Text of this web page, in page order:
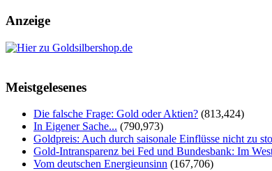
Anzeige
Meistgelesenes
Die falsche Frage: Gold oder Aktien? (813,424)
In Eigener Sache... (790,973)
Goldpreis: Auch durch saisonale Einflüsse nicht zu
Gold-Intransparenz bei Fed und Bundesbank: Im
Vom deutschen Energieunsinn (167,706)